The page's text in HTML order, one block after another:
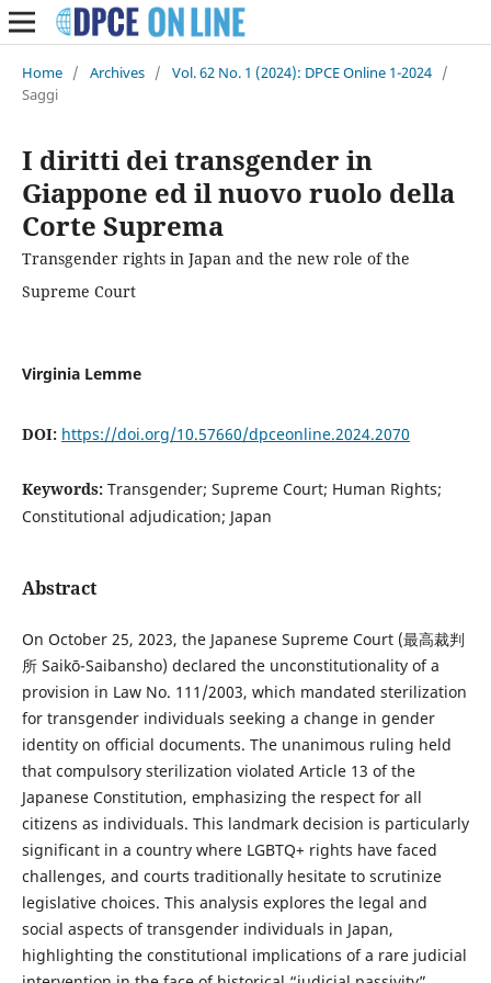
Home / Archives / Vol. 62 No. 1 (2024): DPCE Online 1-2024 /
Saggi
I diritti dei transgender in
Giappone ed il nuovo ruolo della
Corte Suprema
Transgender rights in Japan and the new role of the
Supreme Court
Virginia Lemme
DOI: https://doi.org/10.57660/dpceonline.2024.2070
Keywords: Transgender; Supreme Court; Human Rights;
Constitutional adjudication; Japan
Abstract
On October 25, 2023, the Japanese Supreme Court (最高裁判
所 Saikō-Saibansho) declared the unconstitutionality of a
provision in Law No. 111/2003, which mandated sterilization
for transgender individuals seeking a change in gender
identity on official documents. The unanimous ruling held
that compulsory sterilization violated Article 13 of the
Japanese Constitution, emphasizing the respect for all
citizens as individuals. This landmark decision is particularly
significant in a country where LGBTQ+ rights have faced
challenges, and courts traditionally hesitate to scrutinize
legislative choices. This analysis explores the legal and
social aspects of transgender individuals in Japan,
highlighting the constitutional implications of a rare judicial